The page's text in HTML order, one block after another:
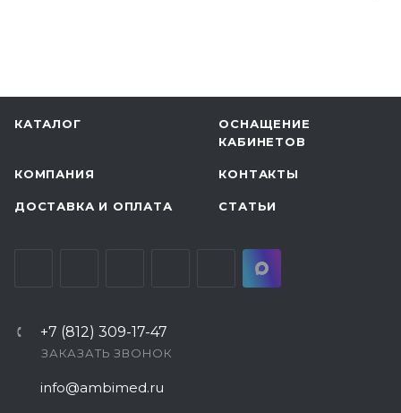
КАТАЛОГ
ОСНАЩЕНИЕ
КАБИНЕТОВ
КОМПАНИЯ КОНТАКТЫ
ДОСТАВКА И ОПЛАТА СТАТЬИ
+7 (812) 309-17-47
ЗАКАЗАТЬ ЗВОНОК
info@ambimed.ru